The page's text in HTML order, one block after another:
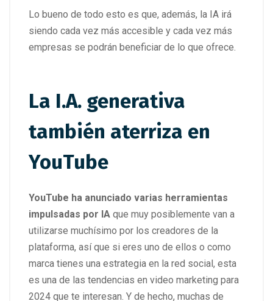
Lo bueno de todo esto es que, además, la IA irá
siendo cada vez más accesible y cada vez más
empresas se podrán beneficiar de lo que ofrece.
La I.A. generativa
también aterriza en
YouTube
YouTube ha anunciado varias herramientas
impulsadas por IA que muy posiblemente van a
utilizarse muchísimo por los creadores de la
plataforma, así que si eres uno de ellos o como
marca tienes una estrategia en la red social, esta
es una de las tendencias en video marketing para
2024 que te interesan. Y de hecho, muchas de